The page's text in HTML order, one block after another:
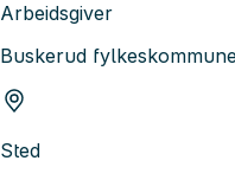
Arbeidsgiver
Buskerud
Sted